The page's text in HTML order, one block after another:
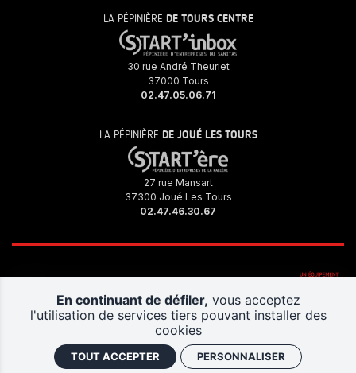
LA PÉPINIÈRE DE TOURS CENTRE
30 rue André Theuriet
37000 Tours
02.47.05.06.71
LA PÉPINIÈRE DE JOUÉ LES TOURS
27 rue Mansart
37300 Joué Les Tours
02.47.46.30.67
Politique de confidentialité Plan du site Mentions légales
En continuant de défiler, vous acceptez
l'utilisation de services tiers pouvant installer des
cookies
TOUT ACCEPTER PERSONNALISER